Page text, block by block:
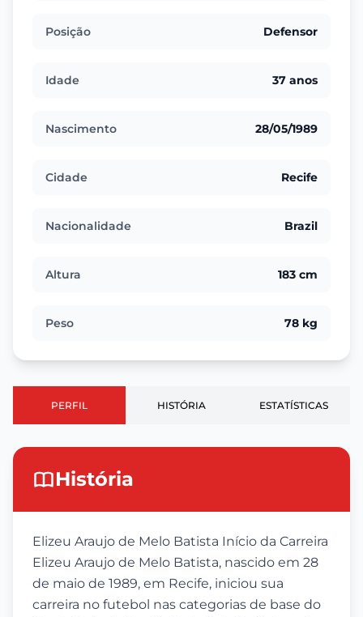
Posição Defensor
Idade 37 anos
Nascimento 28/05/1989
Cidade Recife
Nacionalidade Brazil
Altura 183 cm
Peso 78 kg
PERFIL HISTÓRIA ESTATÍSTICAS
História
Elizeu Araujo de Melo Batista Início da Carreira
Elizeu Araujo de Melo Batista, nascido em 28
de maio de 1989, em Recife, iniciou sua
carreira no futebol nas categorias de base do